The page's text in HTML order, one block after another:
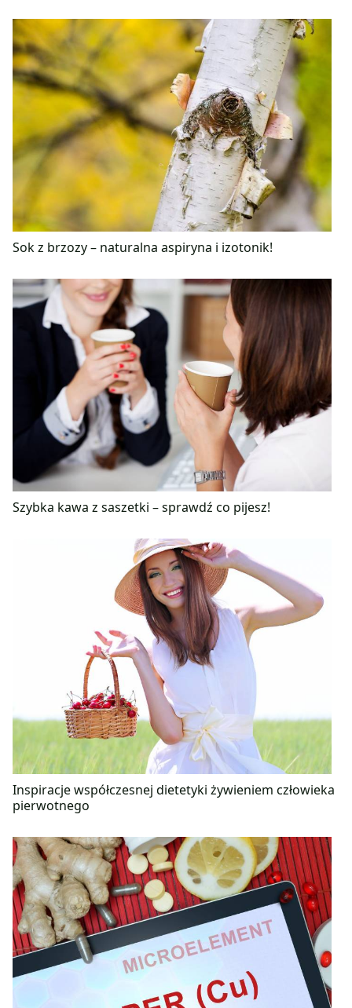
Sok z brzozy – naturalna aspiryna i izotonik!
Szybka kawa z saszetki – sprawdź co pijesz!
Inspiracje współczesnej dietetyki żywieniem człowieka
pierwotnego